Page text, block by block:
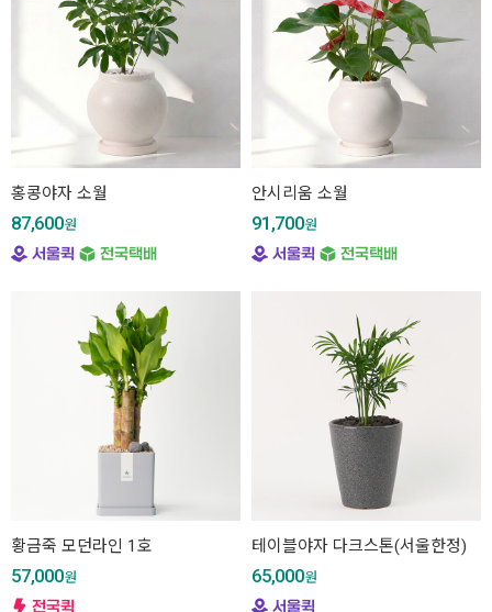
홍콩야자 소월
87,600원
안시리움 소월
91,700원
황금죽 모던라인 1호
57,000원
테이블야자 다크스톤(서울한정)
65,000원